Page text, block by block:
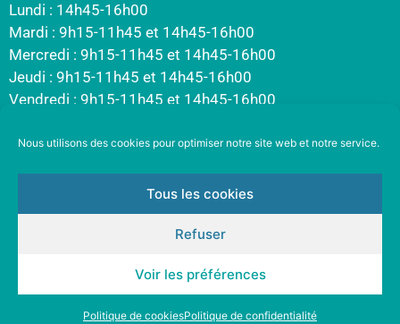
Nous utilisons des cookies pour optimiser notre site web et notre service.
Tous les cookies
Refuser
Voir les préférences
Politique de cookiesPolitique de confidentialité
Lundi : 14h45-16h00
Mardi : 9h15-11h45 et 14h45-16h00
Mercredi : 9h15-11h45 et 14h45-16h00
Jeudi : 9h15-11h45 et 14h45-16h00
Vendredi : 9h15-11h45 et 14h45-16h00